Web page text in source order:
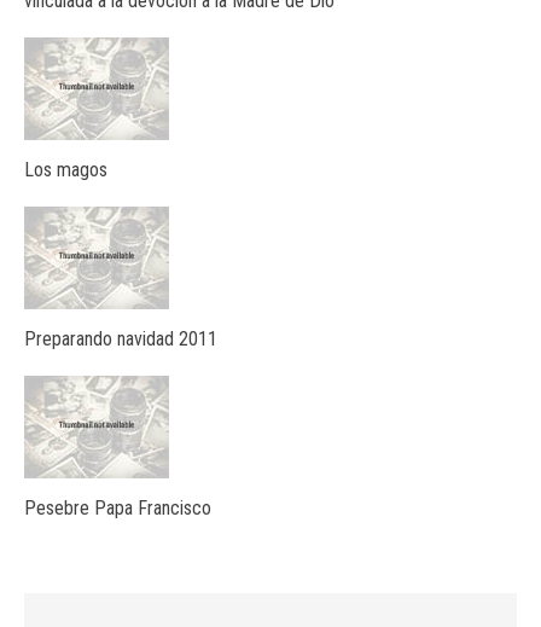
Los magos
Preparando navidad 2011
Pesebre Papa Francisco